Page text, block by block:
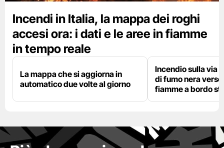
Incendi in Italia, la mappa dei roghi
accesi ora: i dati e le aree in fiamme
in tempo reale
La mappa che si aggiorna in
automatico due volte al giorno
Incendio sulla via
di fumo nera verso
fiamme a bordo